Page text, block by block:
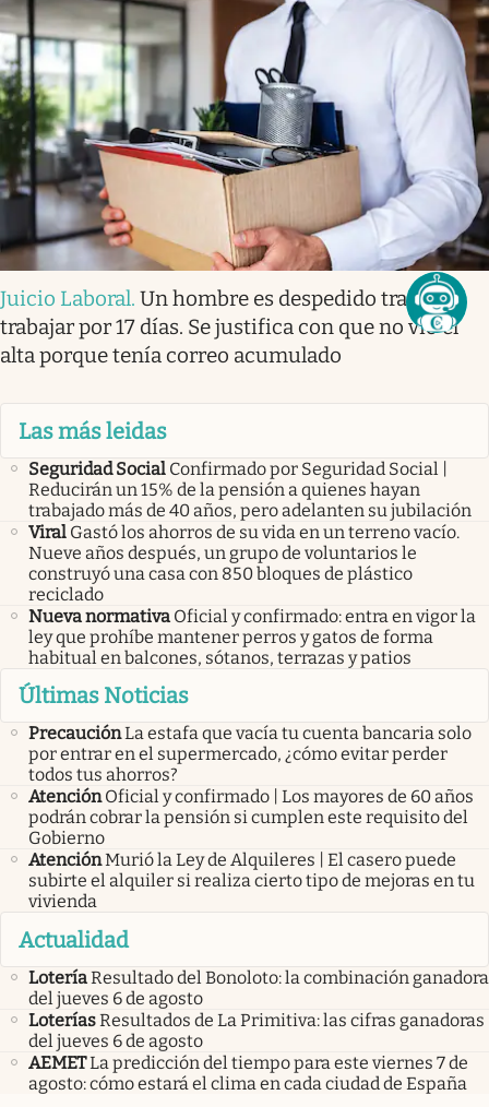
Juicio Laboral. Un hombre es despedido tras no
trabajar por 17 días. Se justifica con que no vio el
alta porque tenía correo acumulado
Las más leidas
Seguridad Social Confirmado por Seguridad Social |
Reducirán un 15% de la pensión a quienes hayan
trabajado más de 40 años, pero adelanten su jubilación
Viral Gastó los ahorros de su vida en un terreno vacío.
Nueve años después, un grupo de voluntarios le
construyó una casa con 850 bloques de plástico
reciclado
Nueva normativa Oficial y confirmado: entra en vigor la
ley que prohíbe mantener perros y gatos de forma
habitual en balcones, sótanos, terrazas y patios
Últimas Noticias
PrecauciónLa estafa que vacía tu cuenta bancaria solo
por entrar en el supermercado, ¿cómo evitar perder
todos tus ahorros?
Atención Oficial y confirmado | Los mayores de 60 años
podrán cobrar la pensión si cumplen este requisito del
Gobierno
AtenciónMurió la Ley de Alquileres | El casero puede
subirte el alquiler si realiza cierto tipo de mejoras en tu
vivienda
Actualidad
LoteríaResultado del Bonoloto: la combinación ganadora
del jueves 6 de agosto
LoteríasResultados de La Primitiva: las cifras ganadoras
del jueves 6 de agosto
AEMETLa predicción del tiempo para este viernes 7 de
agosto: cómo estará el clima en cada ciudad de España